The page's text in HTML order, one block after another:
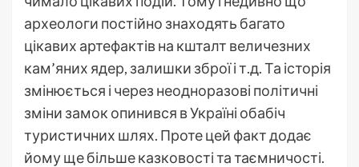
археологи постійно знаходять багато
цікавих артефактів на кшталт величезних
кам’яних ядер, залишки зброї і т.д. Та історія
змінюється і через неодноразові політичні
зміни замок опинився в Україні обабіч
туристичних шлях. Проте цей факт додає
йому ще більше казковості та таємничості.